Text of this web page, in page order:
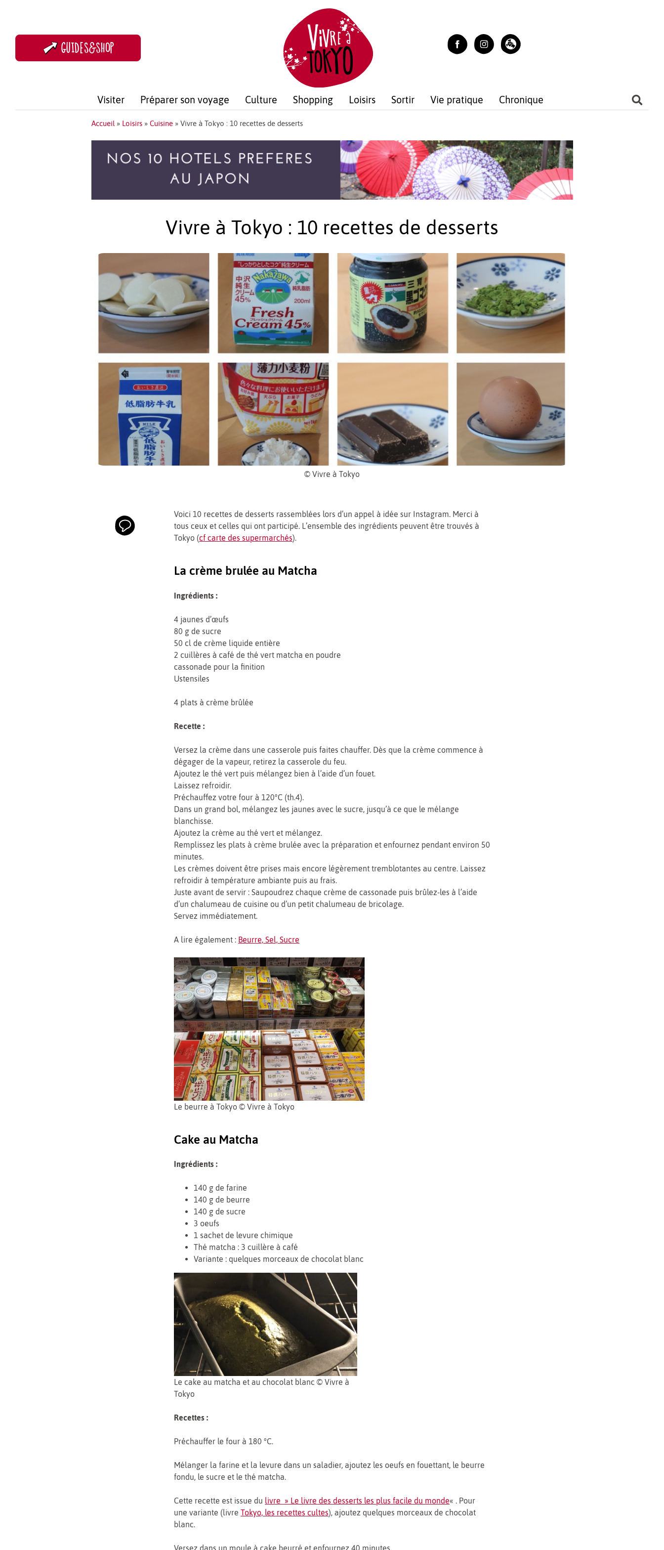
GUIDES&SHOP
Visiter Préparer son voyage Culture Shopping Loisirs Sortir Vie pratique Chronique
Accueil» Loisirs» Cuisine» Vivre à Tokyo : 10 recettes de desserts
Vivre à Tokyo : 10 recettes de desserts
© Vivre à Tokyo
Voici 10 recettes de desserts rassemblées lors d’un appel à idée sur Instagram. Merci à
tous ceux et celles qui ont participé. L’ensemble des ingrédients peuvent être trouvés à
Tokyo (cf carte des supermarchés).
La crème brulée au Matcha
Ingrédients :
4 jaunes d’œufs
80 g de sucre
50 cl de crème liquide entière
2 cuillères à café de thé vert matcha en poudre
cassonade pour la finition
Ustensiles
4 plats à crème brûlée
Recette :
Versez la crème dans une casserole puis faites chauffer. Dès que la crème commence à
dégager de la vapeur, retirez la casserole du feu.
Ajoutez le thé vert puis mélangez bien à l’aide d’un fouet.
Laissez refroidir.
Préchauffez votre four à 120°C (th.4).
Dans un grand bol, mélangez les jaunes avec le sucre, jusqu’à ce que le mélange
blanchisse.
Ajoutez la crème au thé vert et mélangez.
Remplissez les plats à crème brulée avec la préparation et enfournez pendant environ 50
minutes.
Les crèmes doivent être prises mais encore légèrement tremblotantes au centre. Laissez
refroidir à température ambiante puis au frais.
Juste avant de servir : Saupoudrez chaque crème de cassonade puis brûlez-les à l’aide
d’un chalumeau de cuisine ou d’un petit chalumeau de bricolage.
Servez immédiatement.
A lire également : Beurre, Sel, Sucre
Le beurre à Tokyo © Vivre à Tokyo
Cake au Matcha
Ingrédients :
140 g de farine
140 g de beurre
140 g de sucre
3 oeufs
1 sachet de levure chimique
Thé matcha : 3 cuillère à café
Variante : quelques morceaux de chocolat blanc
Le cake au matcha et au chocolat blanc © Vivre à
Tokyo
Recettes :
Préchauffer le four à 180 °C.
Mélanger la farine et la levure dans un saladier, ajoutez les oeufs en fouettant, le beurre
fondu, le sucre et le thé matcha.
Cette recette est issue du livre » Le livre des desserts les plus facile du monde« . Pour
une variante (livre Tokyo, les recettes cultes), ajoutez quelques morceaux de chocolat
blanc.
Versez dans un moule à cake beurré et enfournez 40 minutes.